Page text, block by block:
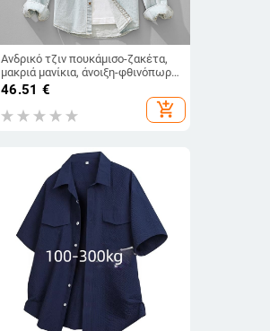
Ανδρικό τζιν πουκάμισο-ζακέτα,
μακριά μανίκια, άνοιξη-φθινόπωρο,
ιαπωνικό ρετρό στυλ
46.51 €
add_shopping_cart